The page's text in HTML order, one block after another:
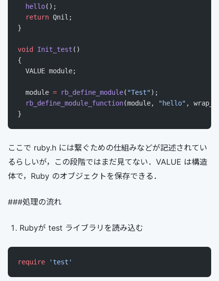
  hello
();
  return
Qnil;
}
void Init_test ()
{
  VALUE module;
  module
= rb_define_module( "Test");
  rb_define_module_function
(module, "hello" ,
}
ここで ruby.h には繋ぐための仕組みなどが記述されてい
るらしいが，この段階ではまだ見てない．VALUE は構造
体で，Ruby のオブジェクトを保存できる．
###処理の流れ
Rubyが test ライブラリを読み込む
require 'test'